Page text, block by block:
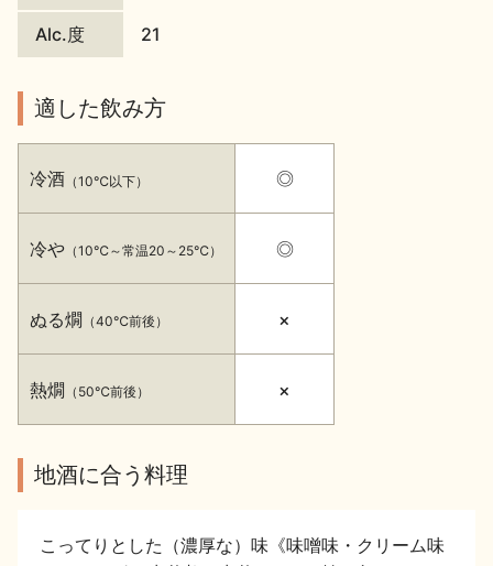
季節の商品 イベント情報
地酒蔵元会とは
Alc.度 21
適した飲み方
冷酒 （10℃以下）
冷や （10℃～常温20～25℃）
ぬる燗 （40℃前後）
熱燗 （50℃前後）
◎
◎
×
×
地酒に合う料理
こってりとした（濃厚な）味《味噌味・クリーム味